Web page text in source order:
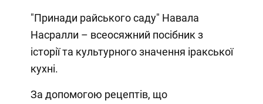
"Принади райського саду" Навала
Насралли – всеосяжний посібник з
історії та культурного значення іракської
кухні.
За допомогою рецептів, що